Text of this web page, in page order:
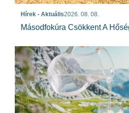
Hírek - Aktuális2026. 08. 08.
Másodfokúra Csökkent A